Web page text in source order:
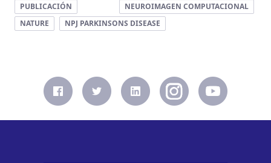
PUBLICACIÓN
NEUROIMAGEN COMPUTACIONAL
NATURE
NPJ PARKINSONS DISEASE